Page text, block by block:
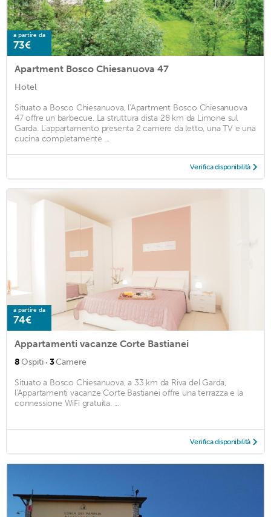
a partire da
73€
Apartment Bosco Chiesanuova 47
Hotel
Situato a Bosco Chiesanuova, l'Apartment Bosco Chiesanuova
47 offre un barbecue. La struttura dista 28 km da Limone sul
Garda. L'appartamento presenta 2 camere da letto, una TV e una
cucina completamente ...
Verifica disponibilità
a partire da
74€
Appartamenti vacanze Corte Bastianei
8Ospiti · 3Camere
Situato a Bosco Chiesanuova, a 33 km da Riva del Garda,
l'Appartamenti vacanze Corte Bastianei offre una terrazza e la
connessione WiFi gratuita. ...
Verifica disponibilità